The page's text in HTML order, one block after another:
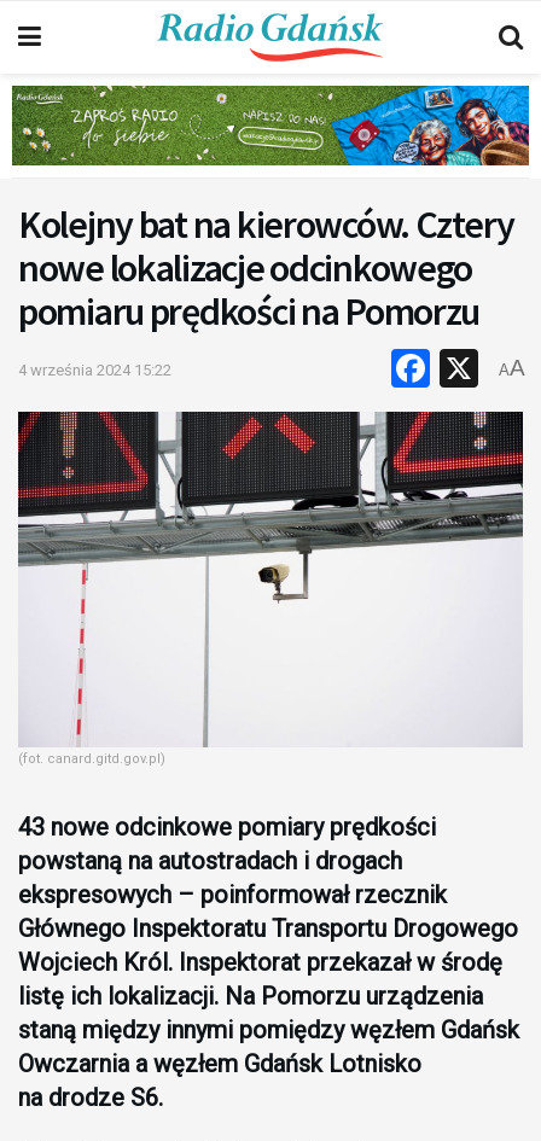
Kolejny bat na kierowców. Cztery
nowe lokalizacje odcinkowego
pomiaru prędkości na Pomorzu
4 września 2024 15:22 X
AA
(fot. canard.gitd.gov.pl)
43 nowe odcinkowe pomiary prędkości
powstaną na autostradach i drogach
ekspresowych – poinformował rzecznik
Głównego Inspektoratu Transportu Drogowego
Wojciech Król. Inspektorat przekazał w środę
listę ich lokalizacji. Na Pomorzu urządzenia
staną między innymi pomiędzy węzłem Gdańsk
Owczarnia a węzłem Gdańsk Lotnisko
na drodze S6.